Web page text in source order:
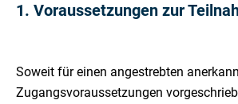
1. Voraussetzungen zur
Soweit für einen angestrebten
Zugangsvoraussetzungen